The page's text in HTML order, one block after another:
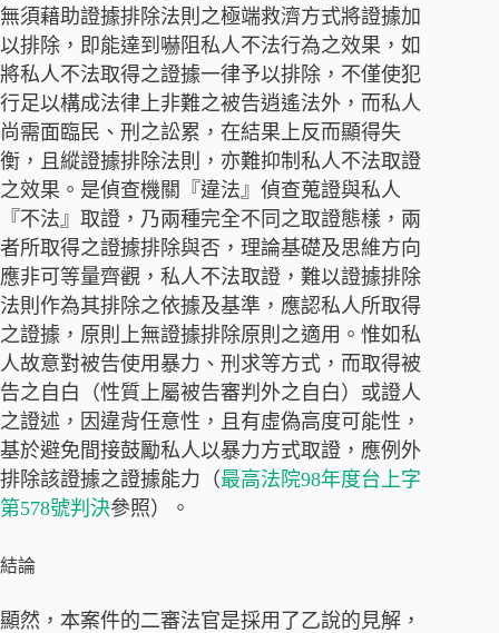
無須藉助證據排除法則之極端救濟方式將證據加
以排除，即能達到嚇阻私人不法行為之效果，如
將私人不法取得之證據一律予以排除，不僅使犯
行足以構成法律上非難之被告逍遙法外，而私人
尚需面臨民、刑之訟累，在結果上反而顯得失
衡，且縱證據排除法則，亦難抑制私人不法取證
之效果。是偵查機關『違法』偵查蒐證與私人
『不法』取證，乃兩種完全不同之取證態樣，兩
者所取得之證據排除與否，理論基礎及思維方向
應非可等量齊觀，私人不法取證，難以證據排除
法則作為其排除之依據及基準，應認私人所取得
之證據，原則上無證據排除原則之適用。惟如私
人故意對被告使用暴力、刑求等方式，而取得被
告之自白（性質上屬被告審判外之自白）或證人
之證述，因違背任意性，且有虛偽高度可能性，
基於避免間接鼓勵私人以暴力方式取證，應例外
排除該證據之證據能力（最高法院98年度台上字
第578號判決參照）。
結論
顯然，本案件的二審法官是採用了乙說的見解，